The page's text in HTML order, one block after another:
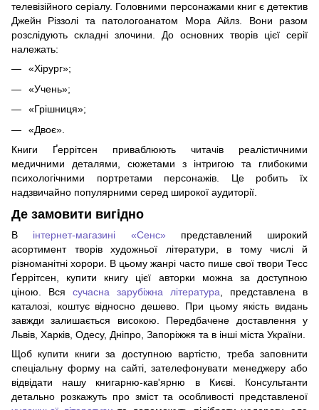
телевізійного серіалу. Головними персонажами книг є детектив
Джейн Різзолі та патологоанатом Мора Айлз. Вони разом
розслідують складні злочини. До основних творів цієї серії
належать:
«Хірург»;
«Учень»;
«Грішниця»;
«Двоє».
Книги Ґеррітсен приваблюють читачів реалістичними
медичними деталями, сюжетами з інтригою та глибокими
психологічними портретами персонажів. Це робить їх
надзвичайно популярними серед широкої аудиторії.
Де замовити вигідно
В інтернет-магазині «Сенс» представлений широкий
асортимент творів художньої літератури, в тому числі й
різноманітні хорори. В цьому жанрі часто пише свої твори Тесс
Ґеррітсен, купити книгу цієї авторки можна за доступною
ціною. Вся сучасна зарубіжна література, представлена в
каталозі, коштує відносно дешево. При цьому якість видань
завжди залишається високою. Передбачене доставлення у
Львів, Харків, Одесу, Дніпро, Запоріжжя та в інші міста України.
Щоб купити книги за доступною вартістю, треба заповнити
спеціальну форму на сайті, зателефонувати менеджеру або
відвідати нашу книгарню-кав'ярню в Києві. Консультанти
детально розкажуть про зміст та особливості представленої